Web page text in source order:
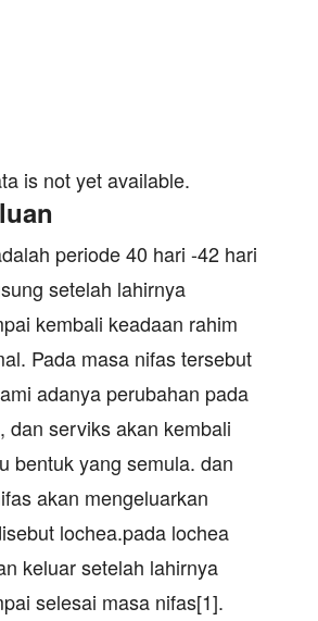
is not yet available.
periode 40 hari -42 hari
setelah lahirnya
kembali keadaan rahim
Pada masa nifas tersebut
adanya perubahan pada
dan serviks akan kembali
bentuk yang semula. dan
akan mengeluarkan
lochea.pada lochea
keluar setelah lahirnya
selesai masa nifas[1].